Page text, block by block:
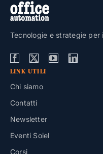
Tecnologie e strategie per
LINK UTILI
Chi siamo
Contatti
Newsletter
Eventi Soiel
Corsi